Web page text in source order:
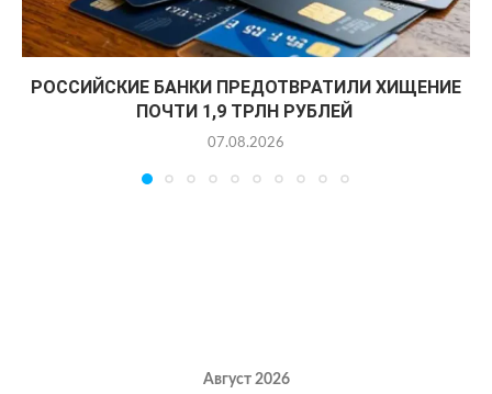
РОССИЙСКИЕ БАНКИ ПРЕДОТВРАТИЛИ ХИЩЕНИЕ
ПОЧТИ 1,9 ТРЛН РУБЛЕЙ
07.08.2026
Август 2026